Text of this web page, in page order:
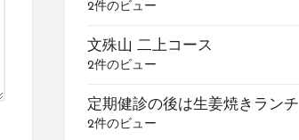
2件のビュー
文殊山 二上コース
2件のビュー
定期健診の後は生姜焼きランチ
2件のビュー